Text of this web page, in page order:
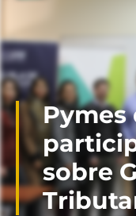
Pymes
sobre